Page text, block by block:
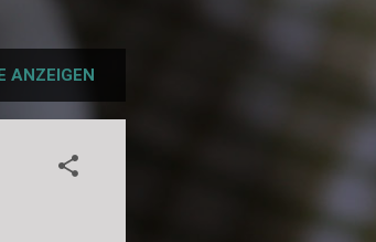
ANZEIGEN